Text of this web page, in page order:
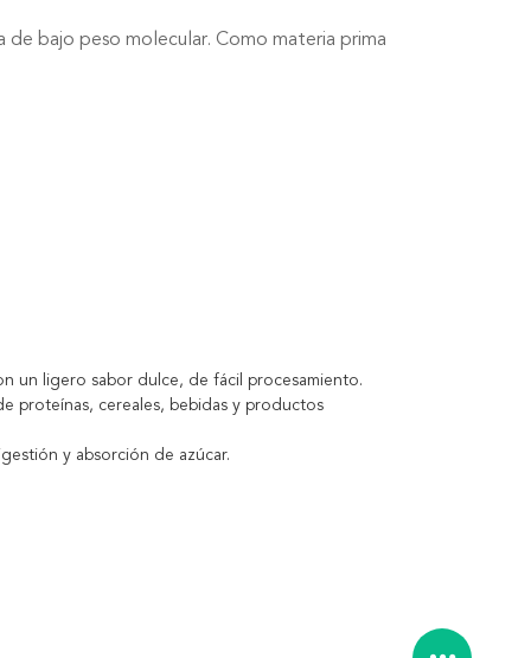
bajo peso molecular. Como materia prima
un ligero sabor dulce, de fácil procesamiento.
proteínas, cereales, bebidas y productos
y absorción de azúcar.